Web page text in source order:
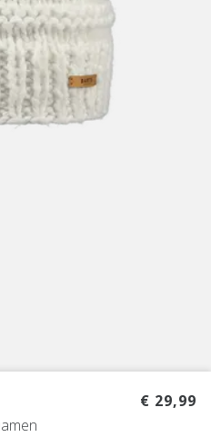
€ 29,99